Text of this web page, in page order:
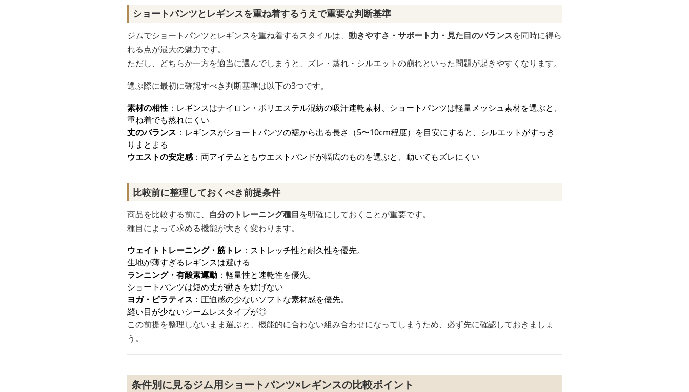
ショートパンツとレギンスを重ね着するうえで重要な判断基準
ジムでショートパンツとレギンスを重ね着するスタイルは、 動きやすさ・サポート力・見た目のバランスを同時に得ら
れる点が最大の魅力です。
ただし、どちらか一方を適当に選んでしまうと、ズレ・蒸れ・シルエットの崩れといった問題が起きやすくなります。
選ぶ際に最初に確認すべき判断基準は以下の3つです。
素材の相性 ：レギンスはナイロン・ポリエステル混紡の吸汗速乾素材、ショートパンツは軽量メッシュ素材を選ぶと、
重ね着でも蒸れにくい
丈のバランス ：レギンスがショートパンツの裾から出る長さ（5〜10cm程度）を目安にすると、シルエットがすっき
りまとまる
ウエストの安定感：両アイテムともウエストバンドが幅広のものを選ぶと、動いてもズレにくい
比較前に整理しておくべき前提条件
商品を比較する前に、 自分のトレーニング種目を明確にしておくことが重要です。
種目によって求める機能が大きく変わります。
ウェイトトレーニング・筋トレ ：ストレッチ性と耐久性を優先。
生地が薄すぎるレギンスは避ける
ランニング・有酸素運動 ：軽量性と速乾性を優先。
ショートパンツは短め丈が動きを妨げない
ヨガ・ピラティス ：圧迫感の少ないソフトな素材感を優先。
縫い目が少ないシームレスタイプが◎
この前提を整理しないまま選ぶと、機能的に合わない組み合わせになってしまうため、必ず先に確認しておきましょ
う。
条件別に見るジム用ショートパンツ×レギンスの比較ポイント